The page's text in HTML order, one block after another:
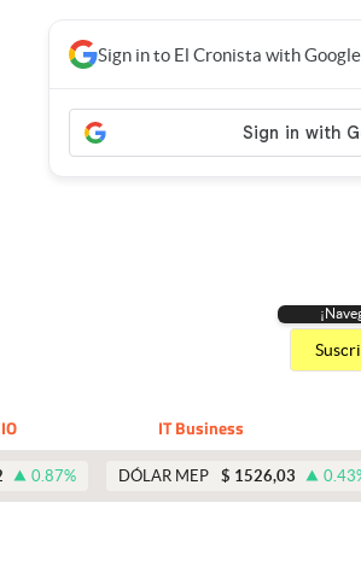
IT Business
0.87% DÓLAR MEP $ 1526,03 0.43
Sign in to El Cronista with Google